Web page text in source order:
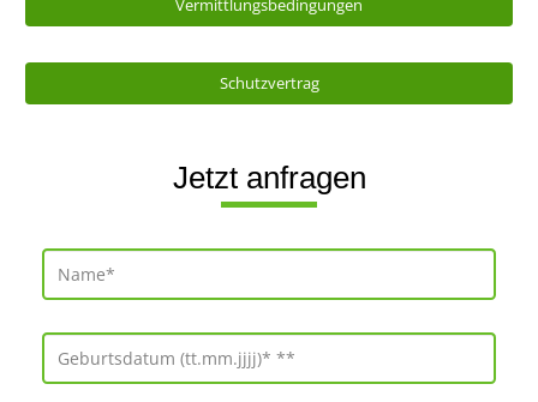
Vermittlungsbedingungen
Schutzvertrag
Jetzt anfragen